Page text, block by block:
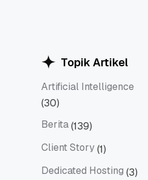
Topik Artikel
Artificial Intelligence
Artificial Intelligence
(30)
Berita(139)
Client Story(1)
Dedicated Hosting (3)